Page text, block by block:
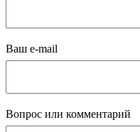
Ваш e-mail
Вопрос или комментарий